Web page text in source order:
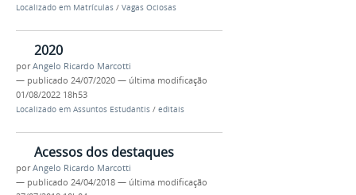
Localizado em Matrículas / Vagas Ociosas
2020
porAngelo Ricardo Marcotti
— publicado 24/07/2020 — última modificação
01/08/2022 18h53
Localizado em Assuntos Estudantis / editais
Acessos dos destaques
porAngelo Ricardo Marcotti
— publicado 24/04/2018 — última modificação